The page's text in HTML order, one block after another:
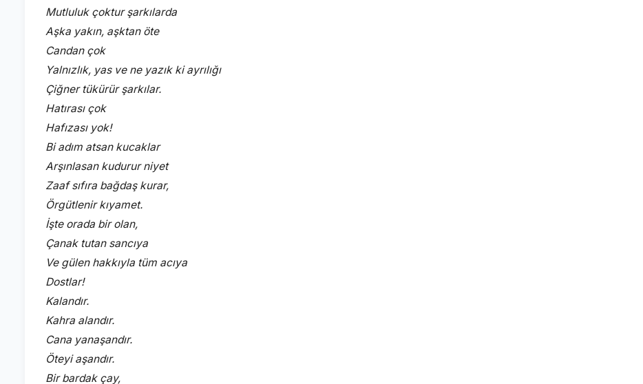
Mutluluk çoktur şarkılarda
Aşka yakın, aşktan öte
Candan çok
Yalnızlık, yas ve ne yazık ki ayrılığı
Çiğner tükürür şarkılar.
Hatırası çok
Hafızası yok!
Bi adım atsan kucaklar
Arşınlasan kudurur niyet
Zaaf sıfıra bağdaş kurar,
Örgütlenir kıyamet.
İşte orada bir olan,
Çanak tutan sancıya
Ve gülen hakkıyla tüm acıya
Dostlar!
Kalandır.
Kahra alandır.
Cana yanaşandır.
Öteyi aşandır.
Bir bardak çay,